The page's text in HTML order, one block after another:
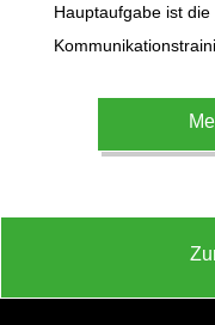
Hauptaufgabe ist